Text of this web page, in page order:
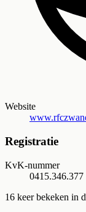
Website
Registratie
KvK-nummer
0415.346.377
16 keer bekeken in